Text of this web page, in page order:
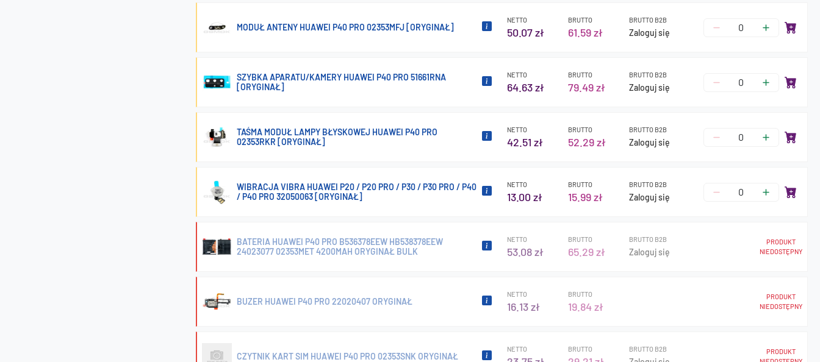
MODUŁ ANTENY HUAWEI P40 PRO 02353MFJ [ORYGINAŁ]
NETTO
50.07 zł
BRUTTO
61.59 zł
BRUTTO B2B
Zaloguj się
SZYBKA APARATU/KAMERY HUAWEI P40 PRO 51661RNA
[ORYGINAŁ]
NETTO
64.63 zł
BRUTTO
79.49 zł
BRUTTO B2B
Zaloguj się
TAŚMA MODUŁ LAMPY BŁYSKOWEJ HUAWEI P40 PRO
02353RKR [ORYGINAŁ]
NETTO
42.51 zł
BRUTTO
52.29 zł
BRUTTO B2B
Zaloguj się
WIBRACJA VIBRA HUAWEI P20 / P20 PRO / P30 / P30 PRO / P40
/ P40 PRO 32050063 [ORYGINAŁ]
NETTO
13.00 zł
BRUTTO
15.99 zł
BRUTTO B2B
Zaloguj się
BATERIA HUAWEI P40 PRO B536378EEW HB538378EEW
24023077 02353MET 4200MAH ORYGINAŁ BULK
NETTO
53.08 zł
BRUTTO
65.29 zł
BRUTTO B2B
Zaloguj się
PRODUKT
NIEDOSTĘPNY
BUZER HUAWEI P40 PRO 22020407 ORYGINAŁ
NETTO
16.13 zł
BRUTTO
19.84 zł
PRODUKT
NIEDOSTĘPNY
CZYTNIK KART SIM HUAWEI P40 PRO 02353SNK ORYGINAŁ
NETTO BRUTTO BRUTTO B2B
PRODUKT